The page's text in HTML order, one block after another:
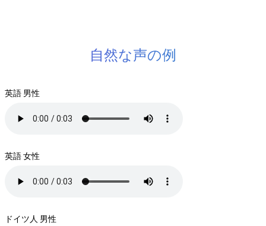
自然な声の例
英語 男性
英語 女性
ドイツ人 男性